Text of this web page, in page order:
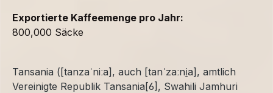
Exportierte Kaffeemenge pro Jahr:
800,000 Säcke
Tansania ([tanzaˈniːa], auch [tanˈzaːni̯a], amtlich
Vereinigte Republik Tansania[6], Swahili Jamhuri